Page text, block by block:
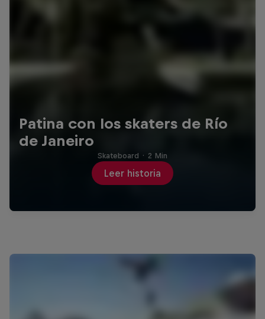
Patina con los skaters de Río
de Janeiro
Leer historia
Skateboard · 2 Min